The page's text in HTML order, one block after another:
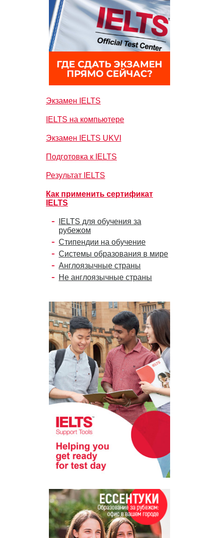
Экзамен IELTS
IELTS на компьютере
Экзамен IELTS UKVI
Подготовка к IELTS
Результат IELTS
Как применить сертификат
IELTS
IELTS для обучения за
рубежом
Стипендии на обучение
Системы образования в мире
Англоязычные страны
Не англоязычные страны